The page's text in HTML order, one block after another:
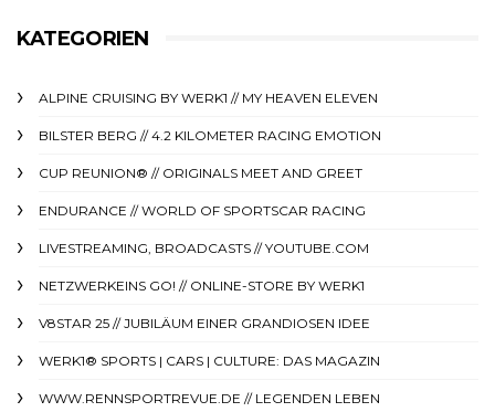
KATEGORIEN
ALPINE CRUISING BY WERK1 // MY HEAVEN ELEVEN
BILSTER BERG // 4.2 KILOMETER RACING EMOTION
CUP REUNION® // ORIGINALS MEET AND GREET
ENDURANCE // WORLD OF SPORTSCAR RACING
LIVESTREAMING, BROADCASTS // YOUTUBE.COM
NETZWERKEINS GO! // ONLINE-STORE BY WERK1
V8STAR 25 // JUBILÄUM EINER GRANDIOSEN IDEE
WERK1® SPORTS | CARS | CULTURE: DAS MAGAZIN
WWW.RENNSPORTREVUE.DE // LEGENDEN LEBEN